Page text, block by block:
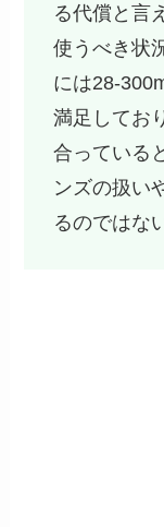
る代償と言
使うべき状
には28-
満足してお
合っている
ンズの扱い
るのではな